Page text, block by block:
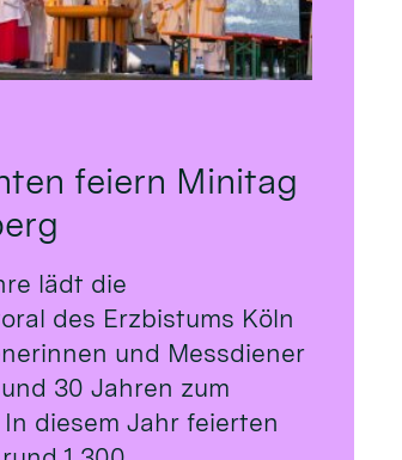
feiern Minitag
lädt die
des Erzbistums Köln
und Messdiener
30 Jahren zum
diesem Jahr feierten